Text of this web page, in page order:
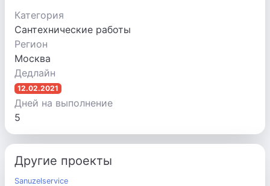
Категория
Сантехнические работы
Регион
Москва
Дедлайн
12.02.2021
Дней на выполнение
5
Другие проекты
Sanuzelservice